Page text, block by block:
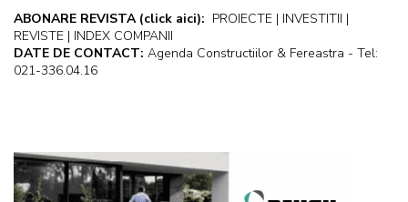
ABONARE REVISTA (click aici): PROIECTE | INVESTITII |
REVISTE | INDEX COMPANII
DATE DE CONTACT: Agenda Constructiilor & Fereastra - Tel:
021-336.04.16